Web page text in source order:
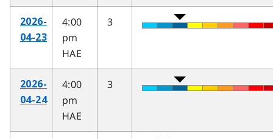
2026-
04-23
4:00
pm
HAE
3
2026-
04-24
4:00
pm
HAE
3